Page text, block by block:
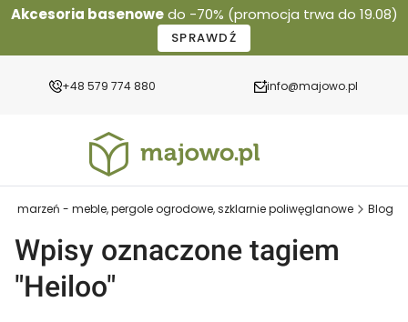
Akcesoria basenowedo -70% (promocja trwa do 19.08)
SPRAWDŹ
+48 579 774 880 info@majowo.pl
marzeń - meble, pergole ogrodowe, szklarnie poliwęglanowe Blog
Wpisy oznaczone tagiem
"Heiloo"